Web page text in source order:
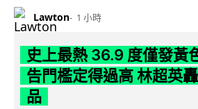
Lawton 1 小時
史上最熱 36.9 度僅發黃
告門檻定得過高 林超英
品